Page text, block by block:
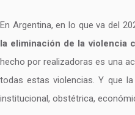
En Argentina, en lo que va del
la eliminación de la violencia
hecho por realizadoras es una
todas estas violencias. Y que
institucional, obstétrica,